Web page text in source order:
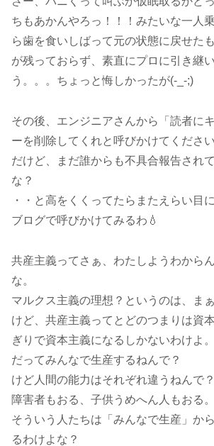
ちもあかんやろっ！！！みたいな一人
ら歯を食いしばって元の状態に戻せた
が残っておらず、素直にプロに引き継
う。。。ちょっと悔しかったが(-_-;)
その後、エンジニアさんから「読者に
ーを削除してくれと呼びかけてくださ
だけど、まだ誰からも不具合報告され
な？
・・と高をくくってたらまたえらい目
ブログで呼びかけてみるわ💧
共産主義ってさぁ、わたしようわから
な。
マルクス主義の理想？というのは、まぁ
けど、共産主義ってとどのつまりは資
ぎりで資本主義になるしかないわけよ。
だってみんなで生産するねんで？
けど人間の能力はそれぞれ違うねんで？
障害者もおる、子供うめへん人もおる。
そういう人たちは「みんなで生産」か
るわけよな？